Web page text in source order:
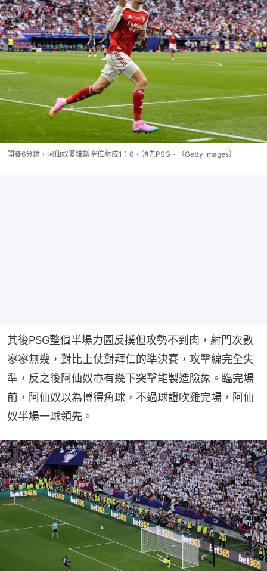
開賽6分鐘，阿仙奴夏維斯窄位射成1：0，領先PSG。（Getty Images）
其後PSG整個半場力圖反撲但攻勢不到肉，射門次數
寥寥無幾，對比上仗對拜仁的準決賽，攻擊線完全失
準，反之後阿仙奴亦有幾下突擊能製造險象。臨完場
前，阿仙奴以為博得角球，不過球證吹雞完場，阿仙
奴半場一球領先。